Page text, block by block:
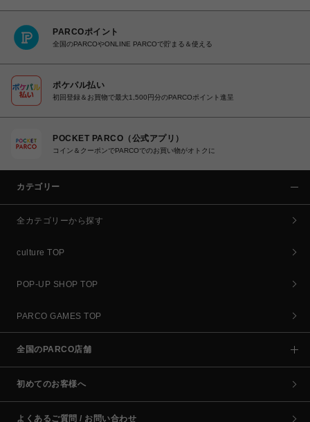
PARCOポイント
全国のPARCOやONLINE PARCOで貯まる＆使える
ポケパル払い
初回登録＆お買物で最大1,500円分のPARCOポイント進呈
POCKET PARCO（公式アプリ）
コイン＆クーポンでPARCOでのお買い物がオトクに
カテゴリー
全カテゴリーから探す
culture TOP
POP-UP SHOP TOP
PARCO GAMES TOP
全国のPARCO店舗
初めてのお客様へ
よくあるご質問 / お問い合わせ